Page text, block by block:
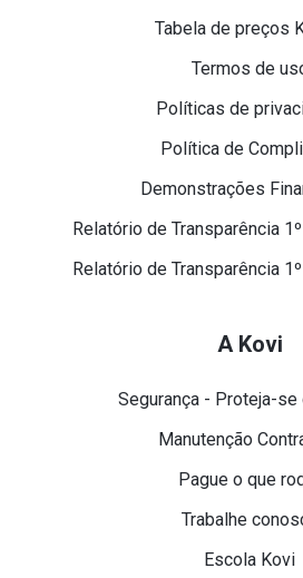
Tabela de preços
Termos de
Políticas de
Política de
Demonstrações
Relatório de Transparência
Relatório de Transparência
A Kovi
Segurança - Proteja-
Manutenção
Pague o que
Trabalhe
Escola Kovi